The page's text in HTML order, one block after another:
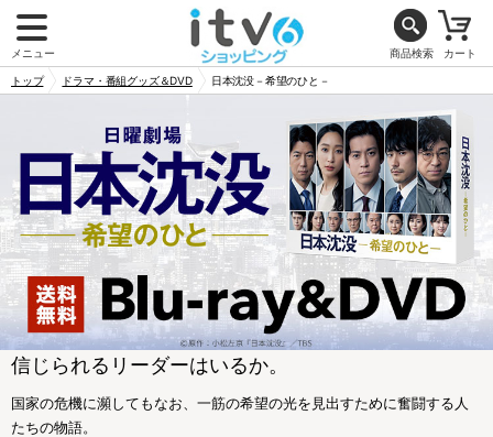
メニュー 商品検索 カート
トップ ドラマ・番組グッズ＆DVD 日本沈没－希望のひと－
信じられるリーダーはいるか。
国家の危機に瀕してもなお、一筋の希望の光を見出すために奮闘する人
たちの物語。